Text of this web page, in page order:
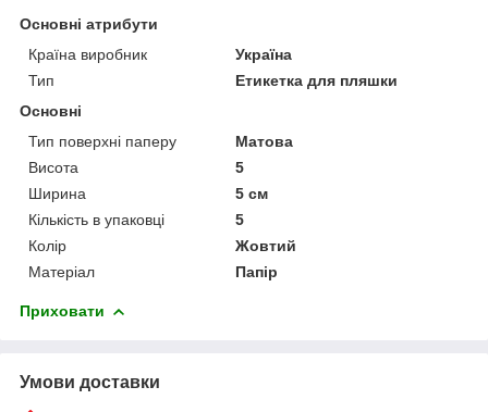
Основні атрибути
Країна виробник
Україна
Тип
Етикетка для пляшки
Основні
Тип поверхні паперу
Матова
Висота
5
Ширина
5 см
Кількість в упаковці
5
Колір
Жовтий
Матеріал
Папір
Приховати
Умови доставки